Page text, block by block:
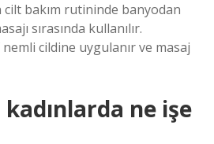
cilt bakım rutininde banyodan
sırasında kullanılır.
cildine uygulanır ve masaj
kadınlarda ne işe